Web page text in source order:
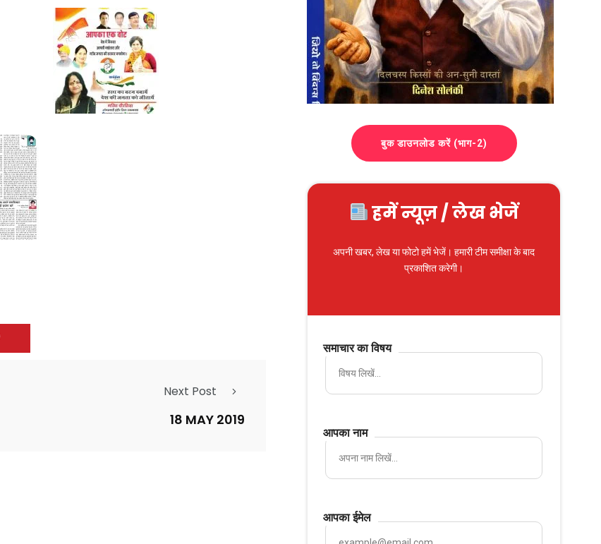
Next Post
18 MAY 2019
बुक डाउनलोड करें (भाग-2)
हमें न्यूज़ / लेख भेजें
अपनी खबर, लेख या फोटो हमें भेजें। हमारी टीम समीक्षा के बाद
प्रकाशित करेगी।
समाचार का विषय
आपका नाम
आपका ईमेल